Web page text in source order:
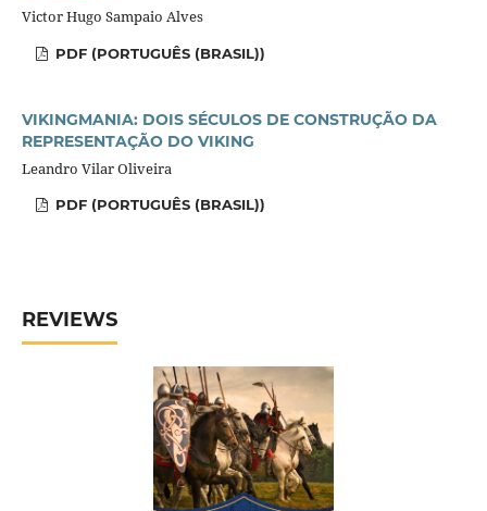
Victor Hugo Sampaio Alves
PDF (PORTUGUÊS (BRASIL))
VIKINGMANIA: DOIS SÉCULOS DE CONSTRUÇÃO DA
REPRESENTAÇÃO DO VIKING
Leandro Vilar Oliveira
PDF (PORTUGUÊS (BRASIL))
REVIEWS